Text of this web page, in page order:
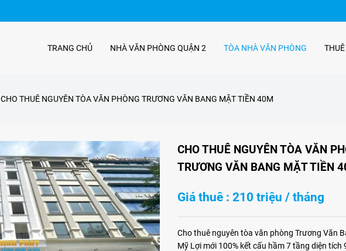
TRANG CHỦ NHÀ VĂN PHÒNG QUẬN 2 TÒA NHÀ VĂN PHÒNG
CHO THUÊ NGUYÊN TÒA VĂN PHÒNG TRƯƠNG VĂN BANG MẶT TIỀN 40M
CHO THUÊ NGUYÊN TÒA VĂN
TRƯƠNG VĂN BANG MẶT TIỀN
Giá thuê : 210 triệu / tháng
Cho thuê nguyên tòa văn phòng Trương Văn
Mỹ Lợi mới 100% kết cấu hầm 7 tầng diện tích